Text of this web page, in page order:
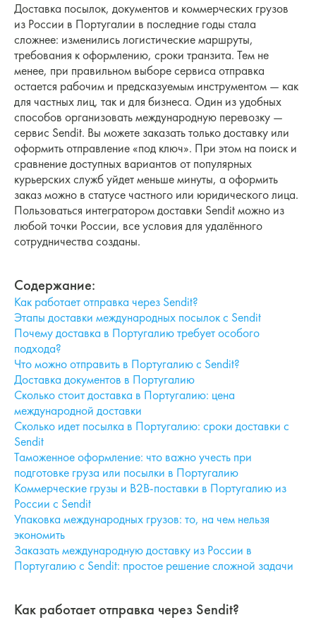
Доставка посылок, документов и коммерческих грузов
из России в Португалии в последние годы стала
сложнее: изменились логистические маршруты,
требования к оформлению, сроки транзита. Тем не
менее, при правильном выборе сервиса отправка
остается рабочим и предсказуемым инструментом — как
для частных лиц, так и для бизнеса. Один из удобных
способов организовать международную перевозку —
сервис Sendit. Вы можете заказать только доставку или
оформить отправление «под ключ». При этом на поиск и
сравнение доступных вариантов от популярных
курьерских служб уйдет меньше минуты, а оформить
заказ можно в статусе частного или юридического лица.
Пользоваться интегратором доставки Sendit можно из
любой точки России, все условия для удалённого
сотрудничества созданы.
Содержание:
Как работает отправка через Sendit?
Этапы доставки международных посылок с Sendit
Почему доставка в Португалию требует особого
подхода?
Что можно отправить в Португалию с Sendit?
Доставка документов в Португалию
Сколько стоит доставка в Португалию: цена
международной доставки
Сколько идет посылка в Португалию: сроки доставки с
Sendit
Таможенное оформление: что важно учесть при
подготовке груза или посылки в Португалию
Коммерческие грузы и B2B-поставки в Португалию из
России с Sendit
Упаковка международных грузов: то, на чем нельзя
экономить
Заказать международную доставку из России в
Португалию с Sendit: простое решение сложной задачи
Как работает отправка через Sendit?